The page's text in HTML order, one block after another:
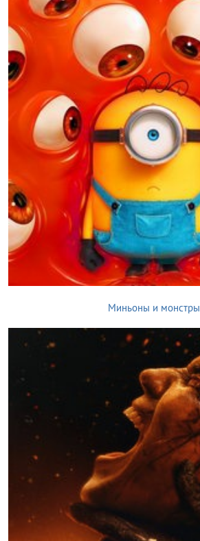
Миньоны и монстры